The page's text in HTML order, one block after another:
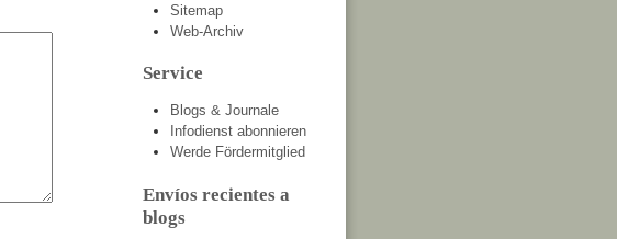
Sitemap
Web-Archiv
Service
Blogs & Journale
Infodienst abonnieren
Werde Fördermitglied
Envíos recientes a
blogs